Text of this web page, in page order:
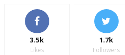
3.5k
Likes
1.7k
Followers